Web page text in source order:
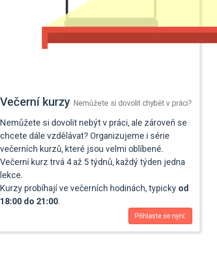
Večerní kurzy Nemůžete si dovolit chybět v práci?
Nemůžete si dovolit nebýt v práci, ale zároveň se
chcete dále vzdělávat? Organizujeme i série
večerních kurzů, které jsou velmi oblíbené.
Večerní kurz trvá 4 až 5 týdnů, každý týden jedna
lekce.
Kurzy probíhají ve večerních hodinách, typicky od
18:00 do 21:00.
Přihlaste se nyní.